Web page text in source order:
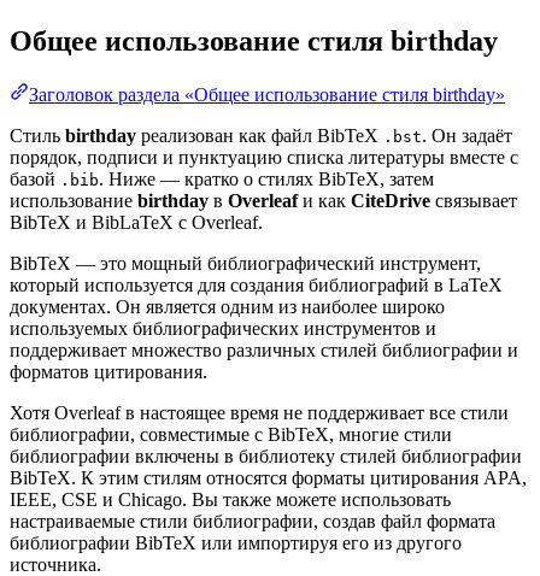
Общее использование стиля birthday
Заголовок раздела «Общее использование стиля birthday»
Стиль birthday реализован как файл BibTeX .bst. Он задаёт
порядок, подписи и пунктуацию списка литературы вместе с
базой .bib. Ниже — кратко о стилях BibTeX, затем
использование birthday в Overleafи как CiteDrive связывает
BibTeX и BibLaTeX с Overleaf.
BibTeX — это мощный библиографический инструмент,
который используется для создания библиографий в LaTeX
документах. Он является одним из наиболее широко
используемых библиографических инструментов и
поддерживает множество различных стилей библиографии и
форматов цитирования.
Хотя Overleaf в настоящее время не поддерживает все стили
библиографии, совместимые с BibTeX, многие стили
библиографии включены в библиотеку стилей библиографии
BibTeX. К этим стилям относятся форматы цитирования APA,
IEEE, CSE и Chicago. Вы также можете использовать
настраиваемые стили библиографии, создав файл формата
библиографии BibTeX или импортируя его из другого
источника.